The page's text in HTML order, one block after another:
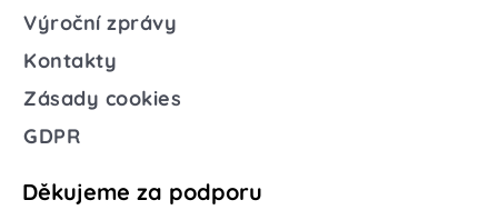
Výroční zprávy
Kontakty
Zásady cookies
GDPR
Děkujeme za podporu